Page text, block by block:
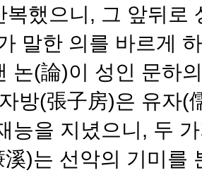
복했으니, 그 앞뒤로
말한 의를 바르게
논(論)이 성인 문하
방(張子房)은 유자(
능을 지녔으니, 두
溪)는 선악의 기미를